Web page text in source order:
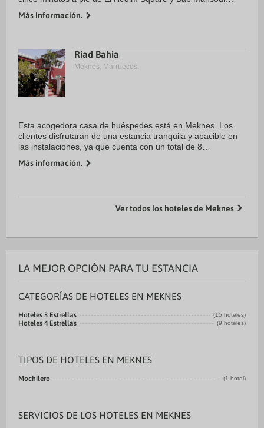
encuentra a 0,5 km de Prisión de Kara y ...
Más información.
Riad Bahia
Meknes, Marruecos.
Esta acogedora casa de huéspedes está en Meknes. Los
clientes disfrutarán de una estancia tranquila y apacible en
las instalaciones, ya que cuenta con un total de 8
Más información.
Ver todos los hoteles de Meknes
LA MEJOR OPCIÓN PARA TU ESTANCIA
CATEGORÍAS DE HOTELES EN MEKNES
Hoteles 3 Estrellas (15 hoteles)
Hoteles 4 Estrellas (9 hoteles)
TIPOS DE HOTELES EN MEKNES
Mochilero (1 hotel)
SERVICIOS DE LOS HOTELES EN MEKNES